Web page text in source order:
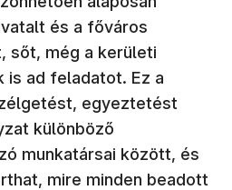
és a főváros
sőt, még a kerületi
is ad feladatot. Ez a
egyeztetést
különböző
munkatársai között, és
mire minden beadott